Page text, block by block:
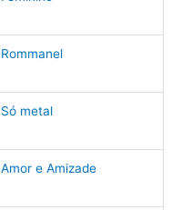
Rommanel
Só metal
Amor e Amizade